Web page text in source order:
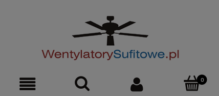
0